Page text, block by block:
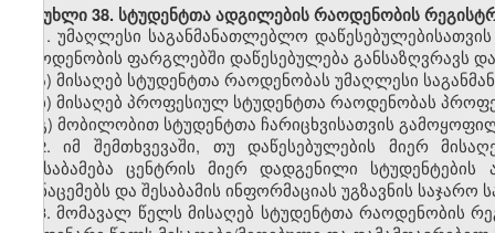
მუხლი38. სტუდენტთა ადგილების რაოდენობის
1. უმაღლესი საგანმანათლებლო
რაოდენობის ფარგლებში დაწესებულება განსაზღვრავს
ა) მისაღებ სტუდენტთა რაოდენობას უმაღლესი
ბ) მისაღებ პროფესიულ სტუდენტთა რაოდენობას
გ) მობილობით სტუდენტთა ჩარიცხვისათვის
2. იმ შემთხვევაში, თუ დაწესებულების მიერ
შეესაბამება ცენტრის მიერ დადგენილი
მონაცემებს და შესაბამის ინფორმაციას უგზავნის
3. მომავალ წელს მისაღებ სტუდენტთა რაოდენობის